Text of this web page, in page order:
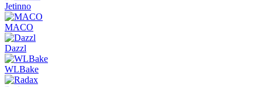
Jetinno
MACO
Dazzl
WLBake